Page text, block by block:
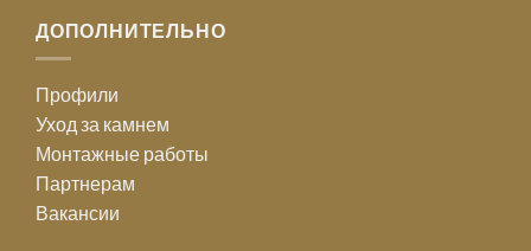
Уход за камнем
Монтажные работы
Партнерам
Вакансии